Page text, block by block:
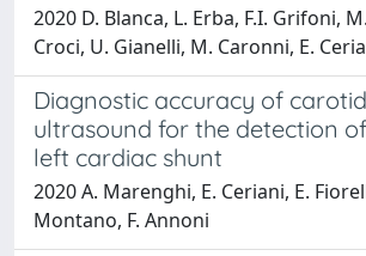
2020 D. Blanca, L. Erba, F.I. Grifoni,
Croci, U. Gianelli, M. Caronni, E.
Diagnostic accuracy of
ultrasound for the detection
left cardiac shunt
2020 A. Marenghi, E. Ceriani, E.
Montano, F. Annoni